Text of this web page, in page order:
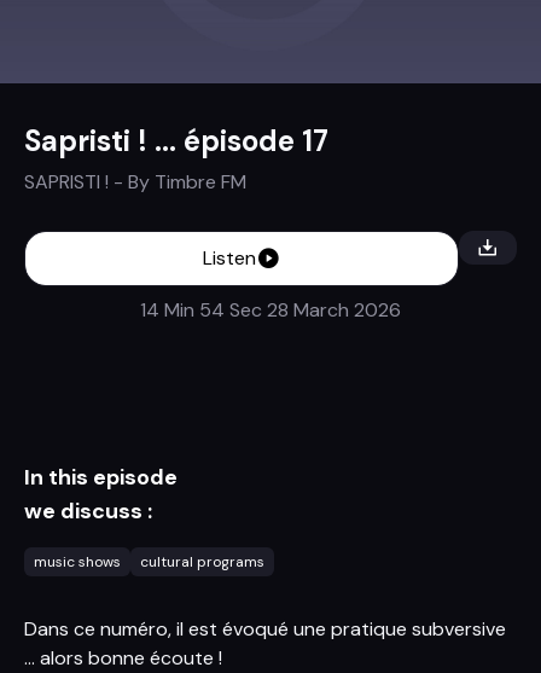
Sapristi ! ... épisode 17
SAPRISTI ! - By Timbre FM
Listen
14 Min 54 Sec 28 March 2026
In this episode
we discuss :
music shows cultural programs
Dans ce numéro, il est évoqué une pratique subversive
... alors bonne écoute !